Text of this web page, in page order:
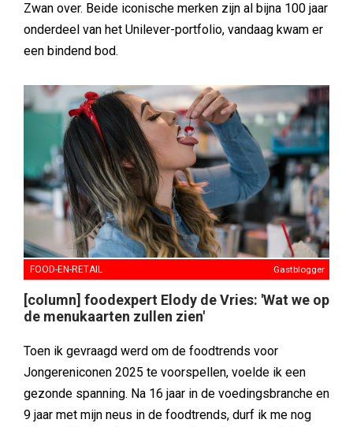
Zwan over. Beide iconische merken zijn al bijna 100 jaar
onderdeel van het Unilever-portfolio, vandaag kwam er
een bindend bod.
FOOD-EN-RETAIL Gastblogger
[column] foodexpert Elody de Vries: 'Wat we op
de menukaarten zullen zien'
Toen ik gevraagd werd om de foodtrends voor
Jongereniconen 2025 te voorspellen, voelde ik een
gezonde spanning. Na 16 jaar in de voedingsbranche en
9 jaar met mijn neus in de foodtrends, durf ik me nog